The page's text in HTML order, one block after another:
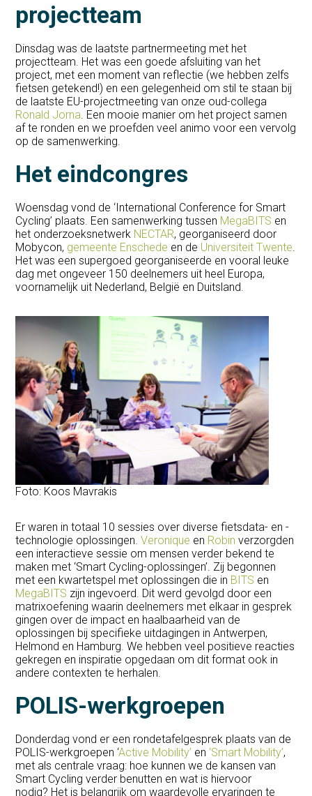
projectteam
Dinsdag was de laatste partnermeeting met het
projectteam. Het was een goede afsluiting van het
project, met een moment van reflectie (we hebben zelfs
fietsen getekend!) en een gelegenheid om stil te staan bij
de laatste EU-projectmeeting van onze oud-collega
Ronald Jorna. Een mooie manier om het project samen
af te ronden en we proefden veel animo voor een vervolg
op de samenwerking.
Het eindcongres
Woensdag vond de ‘International Conference for Smart
Cycling’ plaats. Een samenwerking tussen MegaBITS en
het onderzoeksnetwerk NECTAR, georganiseerd door
Mobycon, gemeente Enschede en de Universiteit Twente.
Het was een supergoed georganiseerde en vooral leuke
dag met ongeveer 150 deelnemers uit heel Europa,
voornamelijk uit Nederland, België en Duitsland.
Foto: Koos Mavrakis
Er waren in totaal 10 sessies over diverse fietsdata- en -
technologie oplossingen.Veronique en Robin verzorgden
een interactieve sessie om mensen verder bekend te
maken met ‘Smart Cycling-oplossingen’. Zij begonnen
met een kwartetspel met oplossingen die in BITS en
MegaBITS zijn ingevoerd. Dit werd gevolgd door een
matrixoefening waarin deelnemers met elkaar in gesprek
gingen over de impact en haalbaarheid van de
oplossingen bij specifieke uitdagingen in Antwerpen,
Helmond en Hamburg. We hebben veel positieve reacties
gekregen en inspiratie opgedaan om dit format ook in
andere contexten te herhalen.
POLIS-werkgroepen
Donderdag vond er een rondetafelgesprek plaats van de
POLIS-werkgroepen ‘Active Mobility’ en ‘Smart Mobility’,
met als centrale vraag: hoe kunnen we de kansen van
Smart Cycling verder benutten en wat is hiervoor
nodig? Het is belangrijk om waardevolle ervaringen te